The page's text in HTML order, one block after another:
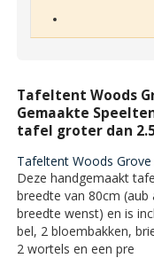
Tafeltent Woods
Gemaakte
tafel groter dan
Tafeltent Woods
Deze handgemaakt
breedte van 80cm (aub
breedte wenst) en is
bel, 2 bloembakken,
2 wortels en een pre